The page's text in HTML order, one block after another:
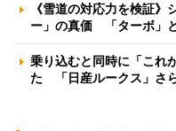
《雪道の対応力を検証》
ー」の真価 「ターボ」
乗り込むと同時に「これ
た 「日産ルークス」さ